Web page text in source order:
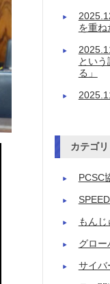
を重ね
とい
る」
カテゴリ
PCSC
SPEEDI
もんじ
グロー
サイバ